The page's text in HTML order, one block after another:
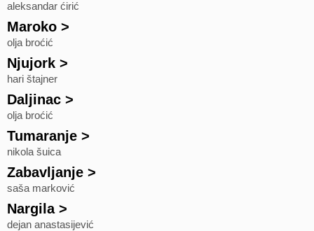
aleksandar ćirić
Maroko >
olja broćić
Njujork >
hari štajner
Daljinac >
olja broćić
Tumaranje >
nikola šuica
Zabavljanje >
saša marković
Nargila>
dejan anastasijević